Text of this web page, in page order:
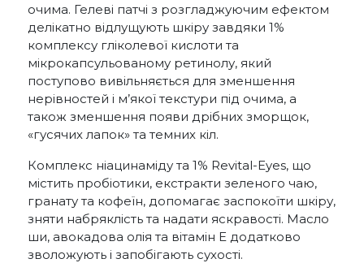
очима. Гелеві патчі з розгладжуючим ефектом
делікатно відлущують шкіру завдяки 1%
комплексу гліколевої кислоти та
мікрокапсульованому ретинолу, який
поступово вивільняється для зменшення
нерівностей і м’якої текстури під очима, а
також зменшення появи дрібних зморщок,
«гусячих лапок» та темних кіл.
Комплекс ніацинаміду та 1% Revital-Eyes, що
містить пробіотики, екстракти зеленого чаю,
гранату та кофеїн, допомагає заспокоїти шкіру,
зняти набряклість та надати яскравості. Масло
ши, авокадова олія та вітамін Е додатково
зволожують і запобігають сухості.